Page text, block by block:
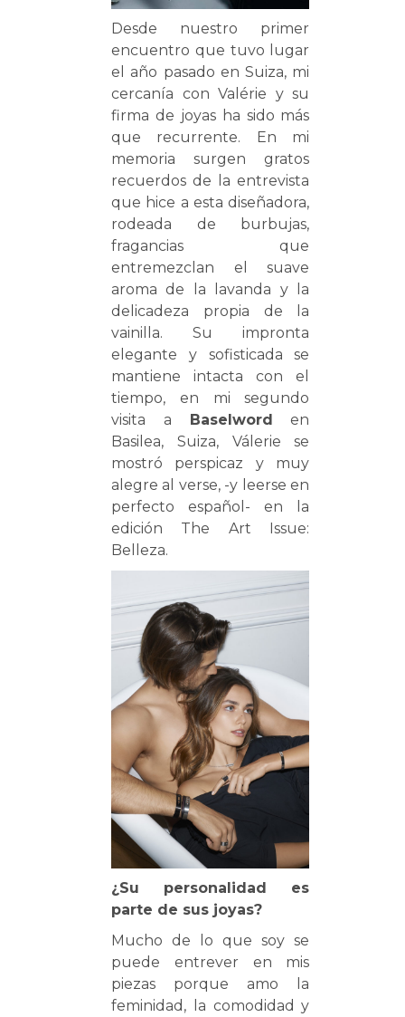
Desde nuestro primer
encuentro que tuvo lugar
el año pasado en Suiza, mi
cercanía con Valérie y su
firma de joyas ha sido más
que recurrente. En mi
memoria surgen gratos
recuerdos de la entrevista
que hice a esta diseñadora,
rodeada de burbujas,
fragancias que
entremezclan el suave
aroma de la lavanda y la
delicadeza propia de la
vainilla. Su impronta
elegante y sofisticada se
mantiene intacta con el
tiempo, en mi segundo
visita a Baselword en
Basilea, Suiza, Válerie se
mostró perspicaz y muy
alegre al verse, -y leerse en
perfecto español- en la
edición The Art Issue:
Belleza.
¿Su personalidad es
parte de sus joyas?
Mucho de lo que soy se
puede entrever en mis
piezas porque amo la
feminidad, la comodidad y